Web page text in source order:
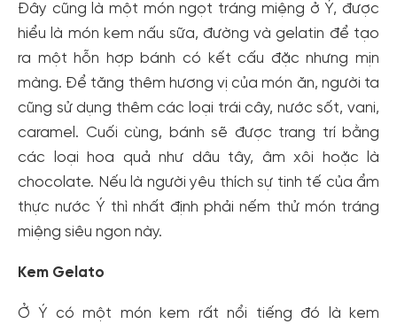
Đây cũng là một món ngọt tráng miệng ở Ý, được
hiểu là món kem nấu sữa, đường và gelatin để tạo
ra một hỗn hợp bánh có kết cấu đặc nhưng mịn
màng. Để tăng thêm hương vị của món ăn, người ta
cũng sử dụng thêm các loại trái cây, nước sốt, vani,
caramel. Cuối cùng, bánh sẽ được trang trí bằng
các loại hoa quả như dâu tây, âm xôi hoặc là
chocolate. Nếu là người yêu thích sự tinh tế của ẩm
thực nước Ý thì nhất định phải nếm thử món tráng
miệng siêu ngon này.
Kem Gelato
Ở Ý có một món kem rất nổi tiếng đó là kem